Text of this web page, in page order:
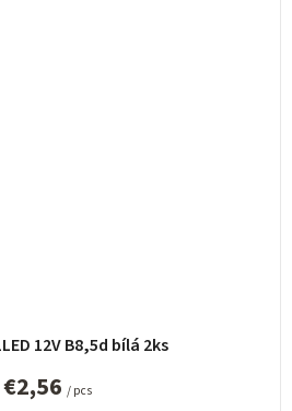
12V B8,5d bílá 2ks
€2,56 / pcs